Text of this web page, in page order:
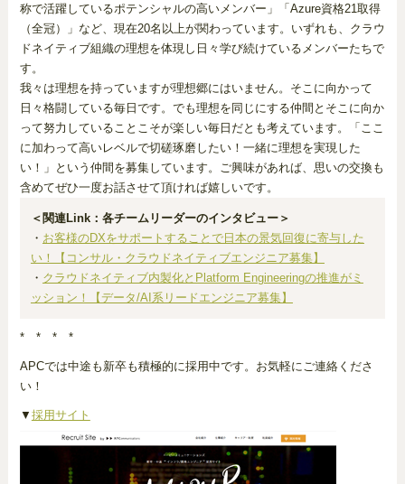
称で活躍しているポテンシャルの高いメンバー」「Azure資格21取得
（全冠）」など、現在20名以上が関わっています。いずれも、クラウ
ドネイティブ組織の理想を体現し日々学び続けているメンバーたちで
す。
我々は理想を持っていますが理想郷にはいません。そこに向かって
日々格闘している毎日です。でも理想を同じにする仲間とそこに向か
って努力していることこそが楽しい毎日だとも考えています。「ここ
に加わって高いレベルで切磋琢磨したい！一緒に理想を実現した
い！」という仲間を募集しています。ご興味があれば、思いの交換も
含めてぜひ一度お話させて頂ければ嬉しいです。
＜関連Link：各チームリーダーのインタビュー＞
・ お客様のDXをサポートすることで日本の景気回復に寄与した
い！【コンサル・クラウドネイティブエンジニア募集】
・ クラウドネイティブ内製化とPlatform Engineeringの推進がミ
ッション！【データ/AI系リードエンジニア募集】
* * * *
APCでは中途も新卒も積極的に採用中です。お気軽にご連絡くださ
い！
▼ 採用サイト